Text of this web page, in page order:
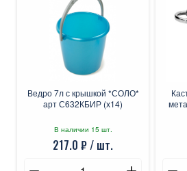
Ведро 7л с крышкой *СОЛО*
арт С632КБИР (х14)
В наличии 15 шт.
217.0 ₽ / шт.